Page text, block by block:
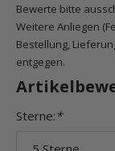
Bewerte bitte
Weitere Anliegen
Bestellung,
entgegen.
Sterne: *